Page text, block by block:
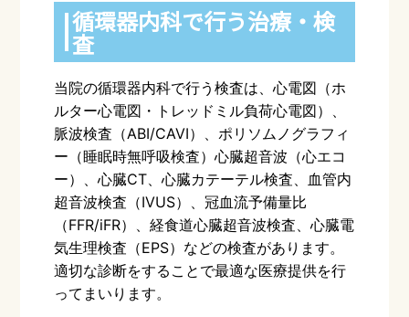
循環器内科で行う治療・検
査
当院の循環器内科で行う検査は、心電図（ホ
ルター心電図・トレッドミル負荷心電図）、
脈波検査（ABI/CAVI）、ポリソムノグラフィ
ー（睡眠時無呼吸検査）心臓超音波（心エコ
ー）、心臓CT、心臓カテーテル検査、血管内
超音波検査（IVUS）、冠血流予備量比
（FFR/iFR）、経食道心臓超音波検査、心臓電
気生理検査（EPS）などの検査があります。
適切な診断をすることで最適な医療提供を行
ってまいります。